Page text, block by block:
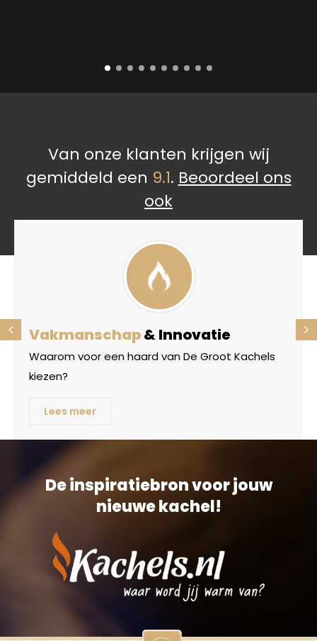
Van onze klanten krijgen wij
gemiddeld een 9.1. Beoordeel ons
ook
Vakmanschap& Innovatie
Waarom voor een haard van De Groot Kachels
kiezen?
Lees meer
De inspiratiebron voor jouw
nieuwe kachel!